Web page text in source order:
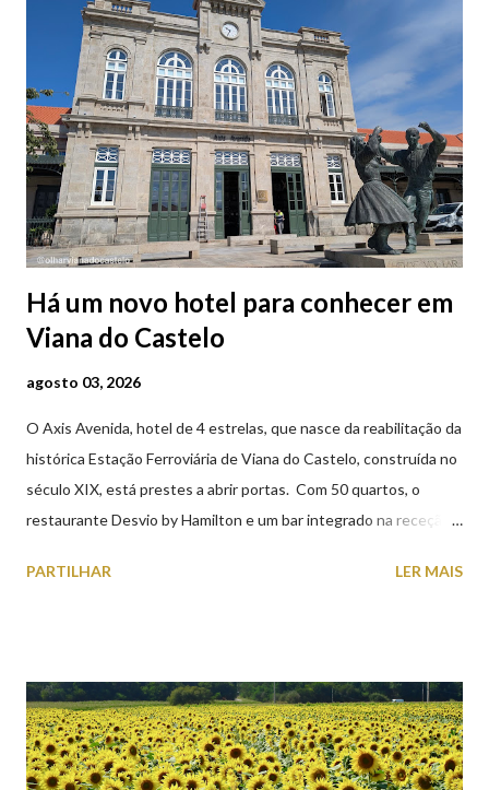
Há um novo hotel para conhecer em
Viana do Castelo
agosto 03, 2026
O Axis Avenida, hotel de 4 estrelas, que nasce da reabilitação da
histórica Estação Ferroviária de Viana do Castelo, construída no
século XIX, está prestes a abrir portas. Com 50 quartos, o
restaurante Desvio by Hamilton e um bar integrado na receção,
peças históricas cedidas pela IP Património que homenageiam a
PARTILHAR LER MAIS